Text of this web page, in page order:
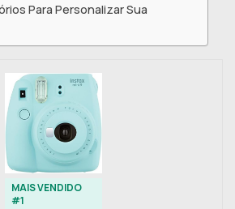
Para Personalizar Sua
MAIS VENDIDO
#1